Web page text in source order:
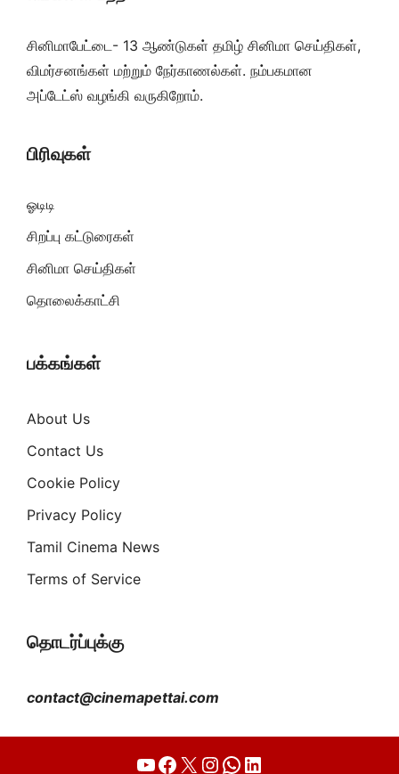
சினிமாபேட்டை- 13 ஆண்டுகள் தமிழ் சினிமா செய்திகள்,
விமர்சனங்கள் மற்றும் நேர்காணல்கள். நம்பகமான
அப்டேட்ஸ் வழங்கி வருகிறோம்.
பிரிவுகள்
ஓடிடி
சிறப்பு கட்டுரைகள்
சினிமா செய்திகள்
தொலைக்காட்சி
பக்கங்கள்
About Us
Contact Us
Cookie Policy
Privacy Policy
Tamil Cinema News
Terms of Service
தொடர்ப்புக்கு
contact@cinemapettai.com
YouTube
Facebook
X Instagram
WhatsApp
LinkedIn